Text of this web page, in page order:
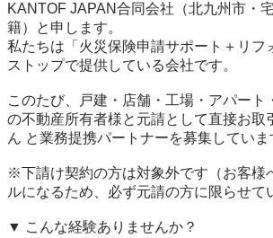
KANTOF JAPAN合同会社（北九州市・
籍）と申します。
私たちは「火災保険申請サポート＋リフ
ストップで提供している会社です。
このたび、戸建・店舗・工場・アパート
の不動産所有者様と元請として直接お取
ん と業務提携パートナーを募集していま
※下請け契約の方は対象外です（お客様
ルになるため、必ず元請の方に限らせて
▼ こんな経験ありませんか？